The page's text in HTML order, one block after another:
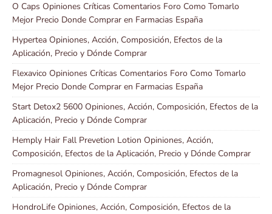
O Caps Opiniones Críticas Comentarios Foro Como Tomarlo
Mejor Precio Donde Comprar en Farmacias España
Hypertea Opiniones, Acción, Composición, Efectos de la
Aplicación, Precio y Dónde Comprar
Flexavico Opiniones Críticas Comentarios Foro Como Tomarlo
Mejor Precio Donde Comprar en Farmacias España
Start Detox2 5600 Opiniones, Acción, Composición, Efectos de la
Aplicación, Precio y Dónde Comprar
Hemply Hair Fall Prevetion Lotion Opiniones, Acción,
Composición, Efectos de la Aplicación, Precio y Dónde Comprar
Promagnesol Opiniones, Acción, Composición, Efectos de la
Aplicación, Precio y Dónde Comprar
HondroLife Opiniones, Acción, Composición, Efectos de la